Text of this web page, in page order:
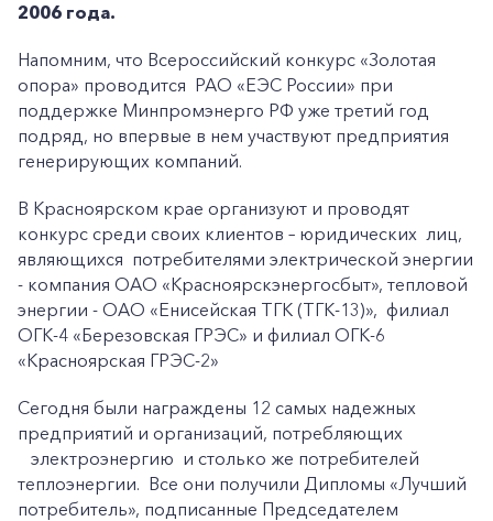
2006 года.
Напомним, что Всероссийский конкурс «Золотая
опора» проводится РАО «ЕЭС России» при
поддержке Минпромэнерго РФ уже третий год
подряд, но впервые в нем участвуют предприятия
генерирующих компаний.
В Красноярском крае организуют и проводят
конкурс среди своих клиентов – юридических лиц,
являющихся потребителями электрической энергии
- компания ОАО «Красноярскэнергосбыт», тепловой
энергии - ОАО «Енисейская ТГК (ТГК-13)», филиал
ОГК-4 «Березовская ГРЭС» и филиал ОГК-6
«Красноярская ГРЭС-2»
Сегодня были награждены 12 самых надежных
предприятий и организаций, потребляющих
электроэнергию и столько же потребителей
теплоэнергии. Все они получили Дипломы «Лучший
потребитель», подписанные Председателем